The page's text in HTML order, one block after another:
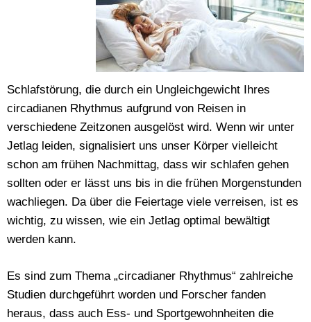
Schlafstörung, die durch ein Ungleichgewicht Ihres
circadianen Rhythmus aufgrund von Reisen in
verschiedene Zeitzonen ausgelöst wird. Wenn wir unter
Jetlag leiden, signalisiert uns unser Körper vielleicht
schon am frühen Nachmittag, dass wir schlafen gehen
sollten oder er lässt uns bis in die frühen Morgenstunden
wachliegen. Da über die Feiertage viele verreisen, ist es
wichtig, zu wissen, wie ein Jetlag optimal bewältigt
werden kann.
Es sind zum Thema „circadianer Rhythmus“ zahlreiche
Studien durchgeführt worden und Forscher fanden
heraus, dass auch Ess- und Sportgewohnheiten die